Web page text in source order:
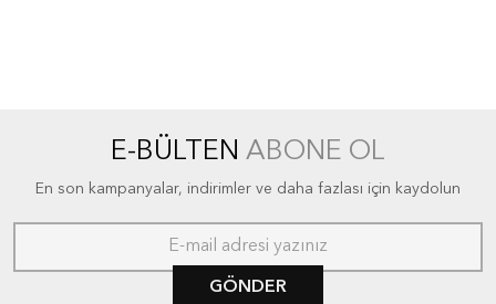
E-BÜLTEN ABONE OL
En son kampanyalar, indirimler ve daha fazlası için kaydolun
GÖNDER